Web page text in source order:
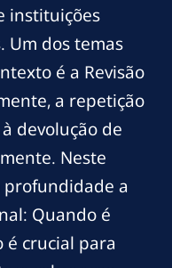
instituições
Um dos temas
é a Revisão
a repetição
devolução de
Neste
a
Quando é
é crucial para